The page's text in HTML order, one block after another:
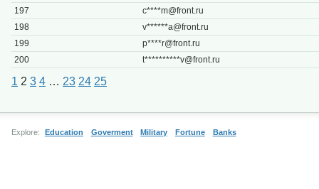
197
c****m@front.ru
198
v******a@front.ru
199
p****r@front.ru
200
t**********v@front.ru
1 2 3 4 … 23 24 25
Explore: Education Goverment Military Fortune Banks